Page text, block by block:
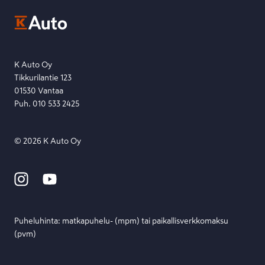
Etsi toimipiste
K Auto Oy
Tikkurilantie 123
01530 Vantaa
Puh. 010 533 2425
© 2026 K Auto Oy
Puheluhinta: matka­puhelu- (mpm) tai paikallis­verkko­maksu
(pvm)